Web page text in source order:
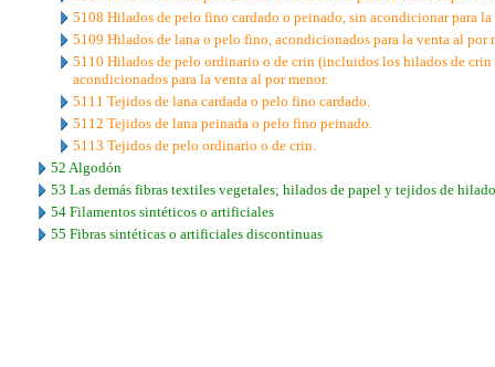
5108 Hilados de pelo fino cardado o peinado, sin acondicionar para la
5109 Hilados de lana o pelo fino, acondicionados para la venta al por
5110 Hilados de pelo ordinario o de crin (incluidos los hilados de crin
acondicionados para la venta al por menor.
5111 Tejidos de lana cardada o pelo fino cardado.
5112 Tejidos de lana peinada o pelo fino peinado.
5113 Tejidos de pelo ordinario o de crin.
52 Algodón
53 Las demás fibras textiles vegetales; hilados de papel y tejidos de
54 Filamentos sintéticos o artificiales
55 Fibras sintéticas o artificiales discontinuas